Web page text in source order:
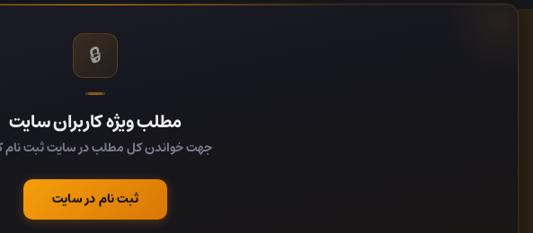
Literary Fiction, 21st Century American Fiction, Humorous Fiction, Literary Styles & Movements -
- Other, Humorous Fiction - Other, Writers - Fiction, New York Times Notable Fiction & Poetry of 2004
🔒
مطلب ویژه کاربران سایت
جهت خواندن کل مطلب در سایت ثبت نام
ثبت نام در سایت